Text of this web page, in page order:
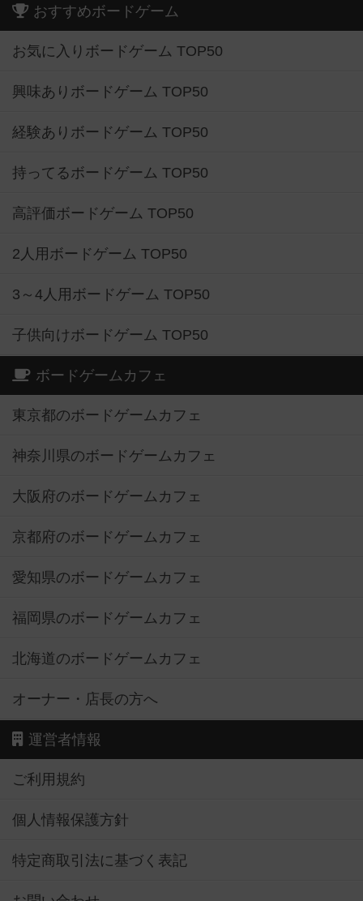
おすすめボードゲーム
お気に入りボードゲーム TOP50
興味ありボードゲーム TOP50
経験ありボードゲーム TOP50
持ってるボードゲーム TOP50
高評価ボードゲーム TOP50
2人用ボードゲーム TOP50
3～4人用ボードゲーム TOP50
子供向けボードゲーム TOP50
ボードゲームカフェ
東京都のボードゲームカフェ
神奈川県のボードゲームカフェ
大阪府のボードゲームカフェ
京都府のボードゲームカフェ
愛知県のボードゲームカフェ
福岡県のボードゲームカフェ
北海道のボードゲームカフェ
オーナー・店長の方へ
運営者情報
ご利用規約
個人情報保護方針
特定商取引法に基づく表記